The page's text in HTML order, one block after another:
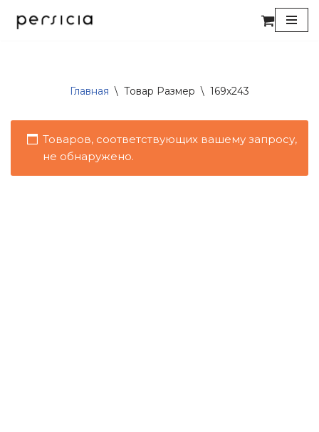
Главная \ Товар Размер \ 169x243
Товаров, соответствующих вашему запросу,
не обнаружено.